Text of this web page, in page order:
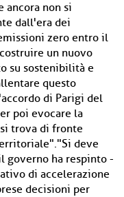
ancora non si
dall'era dei
zero entro il
un nuovo
su sostenibilità e
questo
di Parigi del
poi evocare la
trova di fronte
deve
governo ha respinto -
di accelerazione
decisioni per